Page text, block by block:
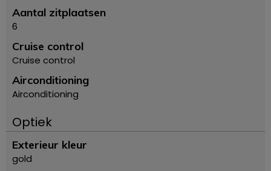
Aantal zitplaatsen
6
Cruise control
Cruise control
Airconditioning
Airconditioning
Optiek
Exterieur kleur
gold